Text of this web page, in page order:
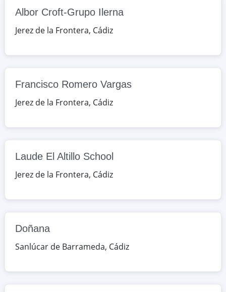
Frontera, Cádiz, España
de Huelva, s/n, Sanlúcar de
Barrameda, Cádiz, España
Chipiona, s/n, Trebujena, Cádiz,
Herrera Oria, s/n, Ubrique, Cádiz,
España
Google Maps
OpenStreetMap
Albor Croft-Grupo Ilerna
Jerez de la Frontera, Cádiz
Francisco Romero Vargas
Jerez de la Frontera, Cádiz
Laude El Altillo School
Jerez de la Frontera, Cádiz
Doñana
Sanlúcar de Barrameda, Cádiz